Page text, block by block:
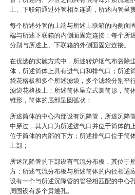
上、下联箱通过外管相互连通，所述内管呈
每个所述外管的上端与所述上联箱的内侧面
端与所述下联箱的内侧面固定连接；每个所
分别与所述上、下联箱的外侧面固定连接。
在优选的实施方式中，所述转炉烟气布袋除
体，所述筒体上具有进气口和排气口；所述
袋花格板和多个所述滤袋，多个滤袋分别平
滤袋花格板上；所述筒体呈立式圆筒形，筒
锥形，筒体的底部呈圆弧状；
所述筒体的中心内部设有沉降管，所述沉降
中穿过，其入口为所述进气口并位于筒体的
位于筒体的内部的下方；所述排气口位于筒
上部；
所述沉降管的下部设有气流分布板，其位于
方；所述气流分布板与所述筒体的内径相适
设有一个与所述沉降管的管径相匹配的中心
周围设有多个贯通孔。